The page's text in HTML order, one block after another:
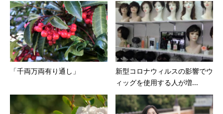
「千両万両有り通し」
新型コロナウィルスの影響でウ
ィッグを使用する人が増...